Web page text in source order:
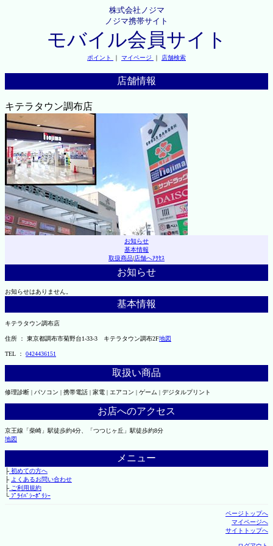
株式会社ノジマ
ノジマ携帯サイト
モバイル会員サイト
ポイント ｜ マイページ ｜ 店舗検索
店舗情報
キテラタウン調布店
お知らせ
基本情報
取扱商品|店舗へｱｸｾｽ
お知らせ
お知らせはありません。
基本情報
キテラタウン調布店
住所 ： 東京都調布市菊野台1-33-3 キテラタウン調布2F地図
TEL ： 0424436151
取扱い商品
修理診断 | パソコン | 携帯電話 | 家電 | エアコン | ゲーム | デジタルプリント
お店へのアクセス
京王線「柴崎」駅徒歩約4分、「つつじヶ丘」駅徒歩約8分
地図
メニュー
├初めての方へ
├ よくあるお問い合わせ
├ご利用規約
└ﾌﾟﾗｲﾊﾞｼｰﾎﾟﾘｼｰ
ページトップへ
マイページへ
サイトトップへ